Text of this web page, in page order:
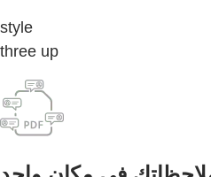
style
three up